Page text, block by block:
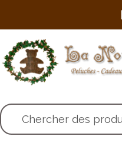
Chercher des produits